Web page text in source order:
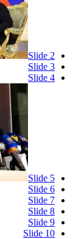
Slide 2
Slide 3
Slide 4
Slide 5
Slide 6
Slide 7
Slide 8
Slide 9
Slide 10